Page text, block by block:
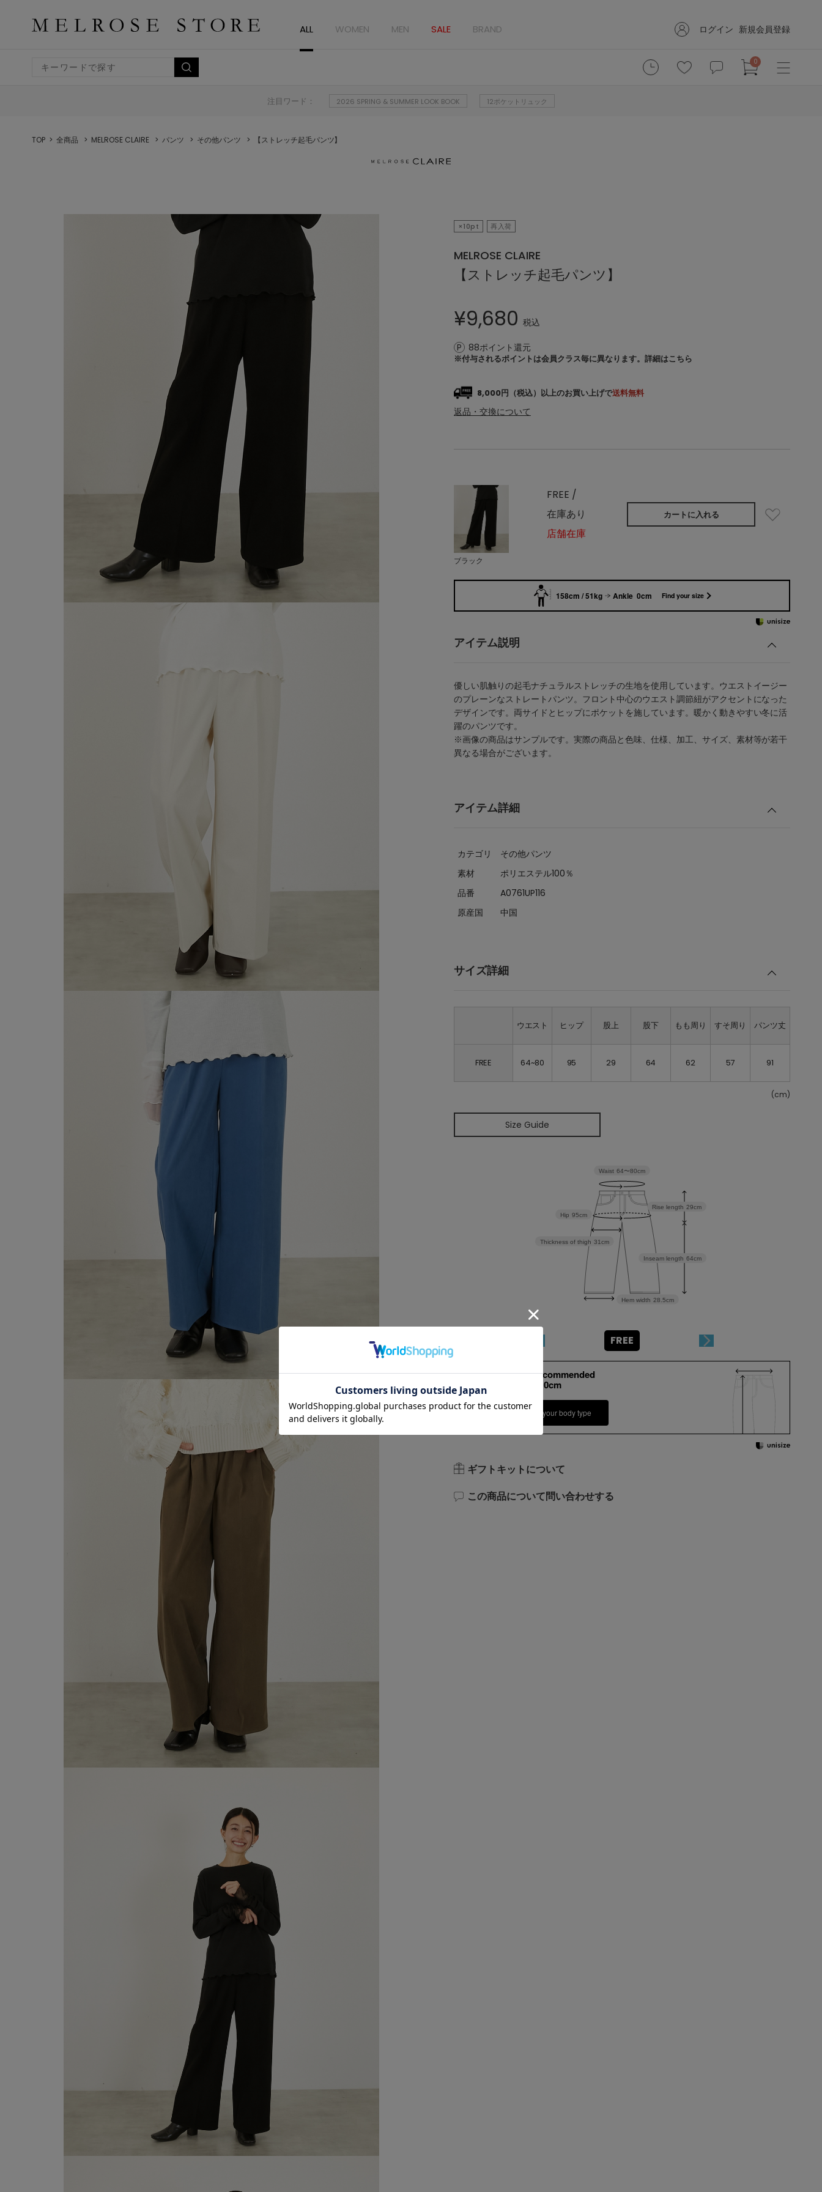
ALL WOMEN MEN SALE BRAND ログイン 新規会員登録
0
注目ワード： 2026 SPRING & SUMMER LOOK BOOK 12ポケットリュック
TOP 全商品 MELROSE CLAIRE パンツ その他パンツ 【ストレッチ起毛パンツ】
×10pt 再入荷
MELROSE CLAIRE
【ストレッチ起毛パンツ】
¥9,680 税込
88ポイント還元
※付与されるポイントは会員クラス毎に異なります。 詳細はこちら
8,000円（税込）以上のお買い上げで送料無料
返品・交換について
ブラック
FREE /
在庫あり
店舗在庫
カートに入れる
158cm / 51kg Ankle 0cm Find your size
アイテム説明
優しい肌触りの起毛ナチュラルストレッチの生地を使用しています。ウエストイージー
のプレーンなストレートパンツ。フロント中心のウエスト調節紐がアクセントになった
デザインです。両サイドとヒップにポケットを施しています。暖かく動きやすい冬に活
躍のパンツです。
※画像の商品はサンプルです。実際の商品と色味、仕様、加工、サイズ、素材等が若干
異なる場合がございます。
アイテム詳細
カテゴリ
その他パンツ
素材
ポリエステル100％
品番
A0761UP116
原産国
中国
サイズ詳細
ウエスト ヒップ 股上 股下 もも周り すそ周り パンツ丈
FREE 64~80 95 29 64 62 57 91
(cm)
Size Guide
Inseam length 64cm
Rise length 29cm
Hem width 28.5cm
Thickness of thigh 31cm
Hip 95cm
Waist 64〜80cm
FREE
158cm 51kgRecommended
Ankle 0cm
Find out more on your body type
ギフトキットについて
この商品について問い合わせする